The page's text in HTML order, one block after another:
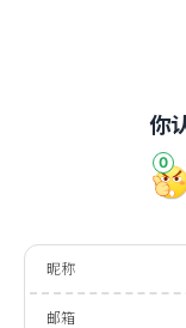
你
0
昵称
邮箱